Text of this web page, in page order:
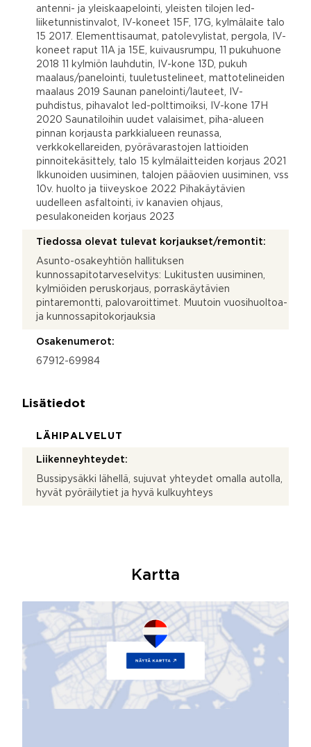
antenni- ja yleiskaapelointi, yleisten tilojen led-
liiketunnistinvalot, IV-koneet 15F, 17G, kylmälaite talo
15 2017. Elementtisaumat, patolevylistat, pergola, IV-
koneet raput 11A ja 15E, kuivausrumpu, 11 pukuhuone
2018 11 kylmiön lauhdutin, IV-kone 13D, pukuh
maalaus/panelointi, tuuletustelineet, mattotelineiden
maalaus 2019 Saunan panelointi/lauteet, IV-
puhdistus, pihavalot led-polttimoiksi, IV-kone 17H
2020 Saunatiloihin uudet valaisimet, piha-alueen
pinnan korjausta parkkialueen reunassa,
verkkokellareiden, pyörävarastojen lattioiden
pinnoitekäsittely, talo 15 kylmälaitteiden korjaus 2021
Ikkunoiden uusiminen, talojen pääovien uusiminen, vss
10v. huolto ja tiiveyskoe 2022 Pihakäytävien
uudelleen asfaltointi, iv kanavien ohjaus,
pesulakoneiden korjaus 2023
Tiedossa olevat tulevat korjaukset/remontit:
Asunto-osakeyhtiön hallituksen
kunnossapitotarveselvitys: Lukitusten uusiminen,
kylmiöiden peruskorjaus, porraskäytävien
pintaremontti, palovaroittimet. Muutoin vuosihuoltoa-
ja kunnossapitokorjauksia
Osakenumerot:
67912-69984
Lisätiedot
LÄHIPALVELUT
Liikenneyhteydet:
Bussipysäkki lähellä, sujuvat yhteydet omalla autolla,
hyvät pyöräilytiet ja hyvä kulkuyhteys
Kartta